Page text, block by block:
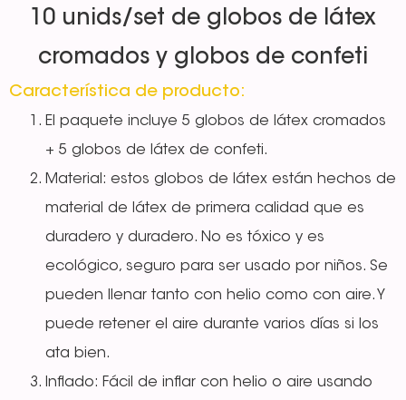
10 unids/set de globos de látex
cromados y globos de confeti
Característica de producto:
El paquete incluye 5 globos de látex cromados
+ 5 globos de látex de confeti.
Material: estos globos de látex están hechos de
material de látex de primera calidad que es
duradero y duradero. No es tóxico y es
ecológico, seguro para ser usado por niños. Se
pueden llenar tanto con helio como con aire. Y
puede retener el aire durante varios días si los
ata bien.
Inflado: Fácil de inflar con helio o aire usando